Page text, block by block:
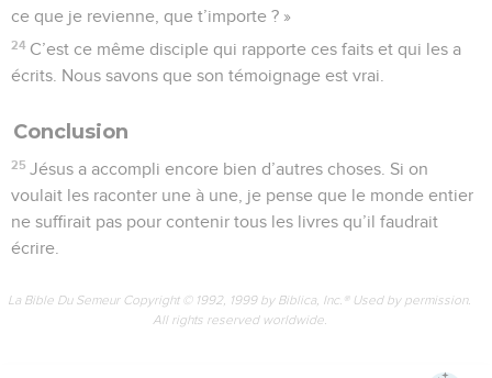
ce que je revienne, que t’importe ? »
24 C’est ce même disciple qui rapporte ces faits et qui les a
écrits. Nous savons que son témoignage est vrai.
Conclusion
25 Jésus a accompli encore bien d’autres choses. Si on
voulait les raconter une à une, je pense que le monde entier
ne suffirait pas pour contenir tous les livres qu’il faudrait
écrire.
La Bible Du Semeur Copyright © 1992, 1999 by Biblica, Inc.® Used by permission.
All rights reserved worldwide.